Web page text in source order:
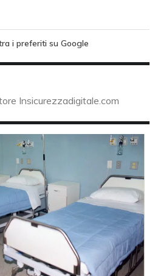
i preferiti su Google
Insicurezzadigitale.com